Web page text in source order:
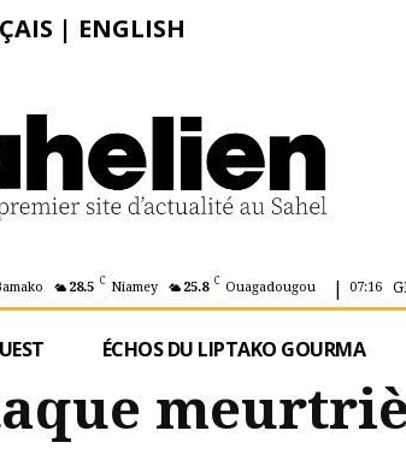
| ENGLISH
28.5 C Niamey 25.8 C Ouagadougou | 07:16
ÉCHOS DU LIPTAKO GOURMA